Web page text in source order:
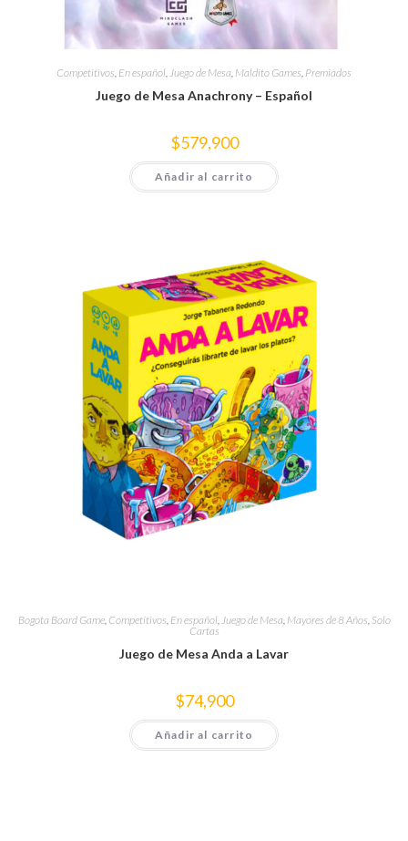
Competitivos, En español,Juego de Mesa, Maldito Games, Premiados
Juego de Mesa Anachrony – Español
$579,900
Añadir al carrito
Bogota Board Game, Competitivos, En español,Juego de Mesa, Mayores de 8 Años, Solo
Cartas
Juego de Mesa Anda a Lavar
$74,900
Añadir al carrito